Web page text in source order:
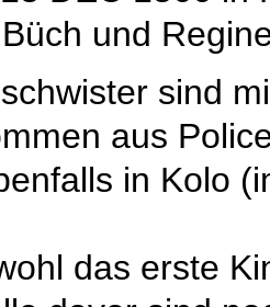
und
sind
aus
in Kolo
das erste